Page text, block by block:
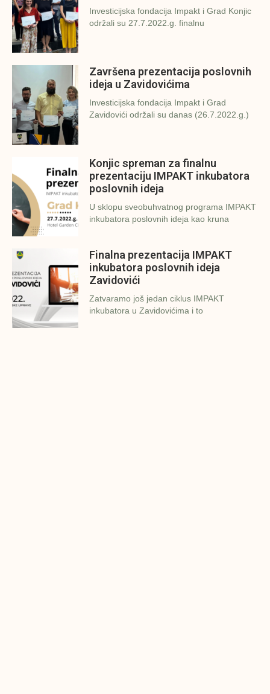
Investicijska fondacija Impakt i Grad Konjic
održali su 27.7.2022.g. finalnu
Završena prezentacija poslovnih
ideja u Zavidovićima
Investicijska fondacija Impakt i Grad
Zavidovići održali su danas (26.7.2022.g.)
Konjic spreman za finalnu
prezentaciju IMPAKT inkubatora
poslovnih ideja
U sklopu sveobuhvatnog programa IMPAKT
inkubatora poslovnih ideja kao kruna
Finalna prezentacija IMPAKT
inkubatora poslovnih ideja
Zavidovići
Zatvaramo još jedan ciklus IMPAKT
inkubatora u Zavidovićima i to